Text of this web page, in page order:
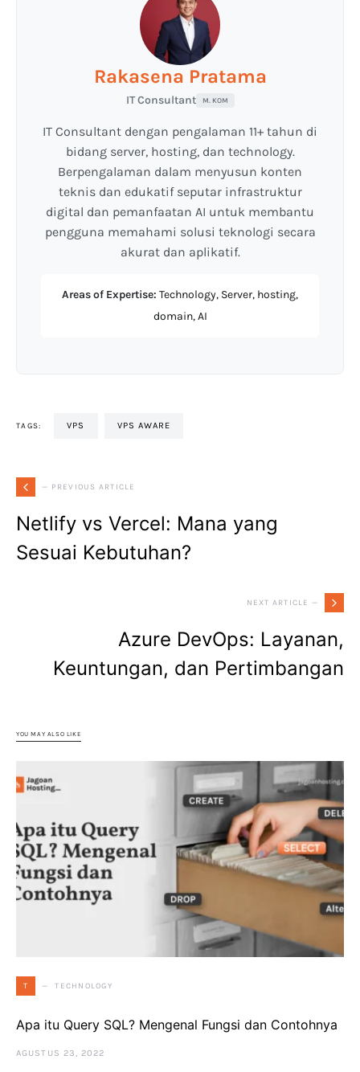
Rakasena Pratama
IT Consultant M. KOM
IT Consultant dengan pengalaman 11+ tahun di
bidang server, hosting, dan technology.
Berpengalaman dalam menyusun konten
teknis dan edukatif seputar infrastruktur
digital dan pemanfaatan AI untuk membantu
pengguna memahami solusi teknologi secara
akurat dan aplikatif.
Areas of Expertise: Technology, Server, hosting,
domain, AI
TAGS: VPS VPS AWARE
— PREVIOUS ARTICLE
Netlify vs Vercel: Mana yang
Sesuai Kebutuhan?
NEXT ARTICLE —
Azure DevOps: Layanan,
Keuntungan, dan Pertimbangan
YOU MAY ALSO LIKE
T TECHNOLOGY
Apa itu Query SQL? Mengenal Fungsi dan Contohnya
AGUSTUS 23, 2022